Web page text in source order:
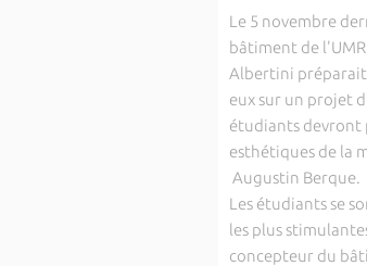
Le 5 novembre
bâtiment de l'UMR
Albertini préparait
eux sur un projet
étudiants devront
esthétiques de la
Augustin Berque.
Les étudiants se
les plus
concepteur du